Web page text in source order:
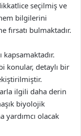
seçilmiş ve
bilgilerini
fırsatı bulmaktadır.
konular, detaylı bir
ilgili daha derin
biyolojik
yardımcı olacak